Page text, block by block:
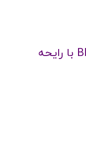
بادی اسپلش زنانه مدل Bloom با رایحه